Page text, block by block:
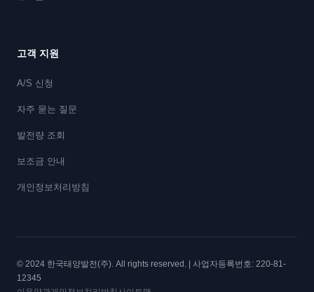
고객 지원
A/S 신청
자주 묻는 질문
발전량 조회
보조금 안내
개인정보처리방침
© 2024 한국태양발전(주). All rights reserved. | 사업자등록번호: 220-81-
12345